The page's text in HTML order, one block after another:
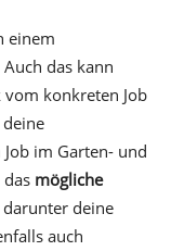
einem
das kann
vom konkreten Job
im Garten- und
mögliche
darunter deine
auch